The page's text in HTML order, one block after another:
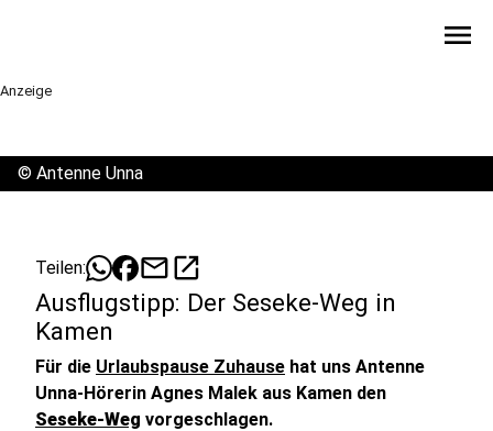
menu
Anzeige
© Antenne Unna
Teilen: mailopen_in_new
Ausflugstipp: Der Seseke-Weg in
Kamen
Für die Urlaubspause Zuhause hat uns Antenne
Unna-Hörerin Agnes Malek aus Kamen den
Seseke-Weg vorgeschlagen.